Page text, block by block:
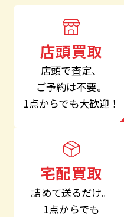
店頭買取
店頭で査定、
ご予約は不要。
1点からでも大歓迎！
宅配買取
詰めて送るだけ。
1点からでも